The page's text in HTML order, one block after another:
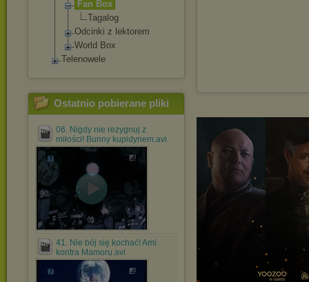
Fan Box
Tagalog
Odcinki z lektorem
World Box
Telenowele
Ostatnio pobierane pliki
06. Nigdy nie rezygnuj z
miłości! Bunny kupidynem.avi
41. Nie bój się kochać! Ami
kontra Mamoru.avi